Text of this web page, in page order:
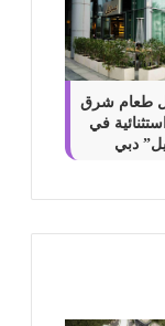
طعام شرق
في
دبي